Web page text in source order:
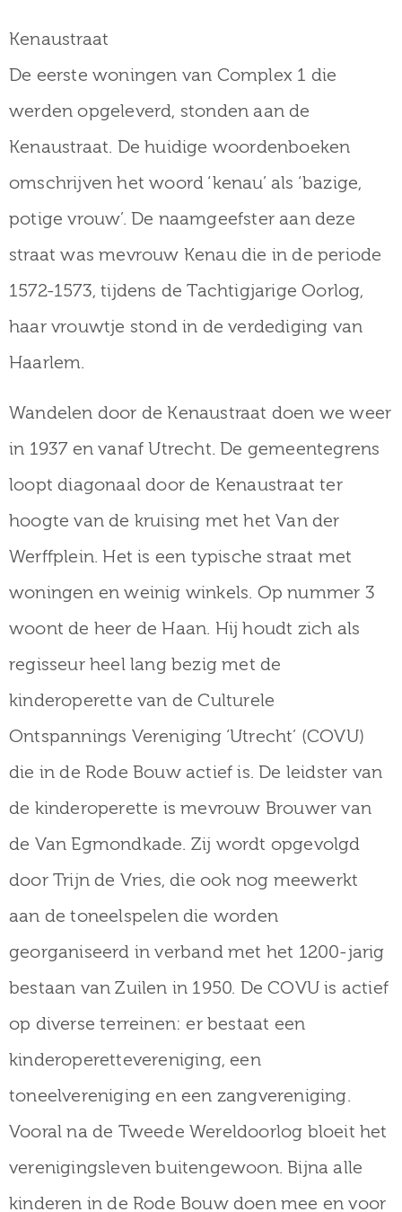
Kenaustraat
De eerste woningen van Complex 1 die
werden opgeleverd, stonden aan de
Kenaustraat. De huidige woordenboeken
omschrijven het woord ‘kenau’ als ‘bazige,
potige vrouw’. De naamgeefster aan deze
straat was mevrouw Kenau die in de periode
1572-1573, tijdens de Tachtigjarige Oorlog,
haar vrouwtje stond in de verdediging van
Haarlem.
Wandelen door de Kenaustraat doen we weer
in 1937 en vanaf Utrecht. De gemeentegrens
loopt diagonaal door de Kenaustraat ter
hoogte van de kruising met het Van der
Werffplein. Het is een typische straat met
woningen en weinig winkels. Op nummer 3
woont de heer de Haan. Hij houdt zich als
regisseur heel lang bezig met de
kinderoperette van de Culturele
Ontspannings Vereniging ‘Utrecht’ (COVU)
die in de Rode Bouw actief is. De leidster van
de kinderoperette is mevrouw Brouwer van
de Van Egmondkade. Zij wordt opgevolgd
door Trijn de Vries, die ook nog meewerkt
aan de toneelspelen die worden
georganiseerd in verband met het 1200-jarig
bestaan van Zuilen in 1950. De COVU is actief
op diverse terreinen: er bestaat een
kinderoperettevereniging, een
toneelvereniging en een zangvereniging.
Vooral na de Tweede Wereldoorlog bloeit het
verenigingsleven buitengewoon. Bijna alle
kinderen in de Rode Bouw doen mee en voor